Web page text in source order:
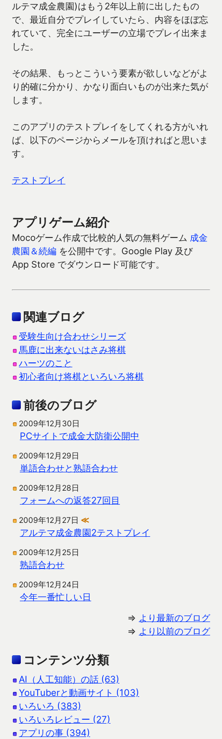
ルテマ成金農園)はもう2年以上前に出したもの
で、最近自分でプレイしていたら、内容をほぼ忘
れていて、完全にユーザーの立場でプレイ出来ま
した。
その結果、もっとこういう要素が欲しいなどがよ
り的確に分かり、かなり面白いものが出来た気が
します。
このアプリのテストプレイをしてくれる方がいれ
ば、以下のページからメールを頂ければと思いま
す。
テストプレイ
アプリゲーム紹介
Mocoゲーム作成で比較的人気の無料ゲーム 成金
農園＆続編 を公開中です。Google Play 及び
App Store でダウンロード可能です。
関連ブログ
受験生向け合わせシリーズ
馬鹿に出来ないはさみ将棋
ハーツのこと
初心者向け将棋といろいろ将棋
前後のブログ
2009年12月30日
PCサイトで成金大防衛公開中
2009年12月29日
単語合わせと熟語合わせ
2009年12月28日
フォームへの返答27回目
2009年12月27日 ≪
アルテマ成金農園2テストプレイ
2009年12月25日
熟語合わせ
2009年12月24日
今年一番忙しい日
⇒ より最新のブログ
⇒ より以前のブログ
コンテンツ分類
AI（人工知能）の話 (63)
YouTuberと動画サイト (103)
いろいろ (383)
いろいろレビュー (27)
アプリの事 (394)